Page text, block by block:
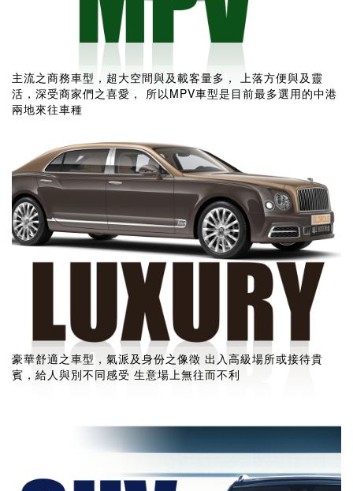
主流之商務車型，超大空間與及載客量多， 上落方便與及靈
活，深受商家們之喜愛， 所以MPV車型是目前最多選用的中港
兩地來往車種
豪華舒適之車型，氣派及身份之像徵 出入高級場所或接待貴
賓，給人與別不同感受 生意場上無往而不利